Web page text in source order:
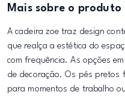
Mais sobre o produto
A cadeira zoe traz design
que realça a estética do
com frequência. As opções
de decoração. Os pés pretos
para momentos de trabalho